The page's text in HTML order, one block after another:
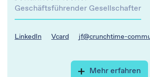
Geschäftsführender Gesellschafter
LinkedIn Vcard jf@crunchtime-
Mehr erfahren